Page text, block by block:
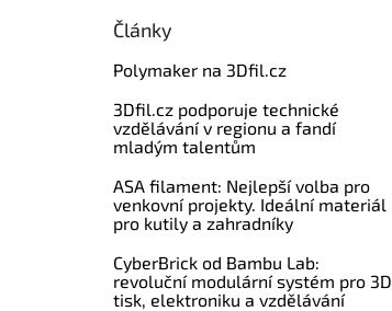
Články
Polymaker na 3Dfil.cz
3Dfil.cz podporuje technické
vzdělávání v regionu a fandí
mladým talentům
ASA filament: Nejlepší volba pro
venkovní projekty. Ideální materiál
pro kutily a zahradníky
CyberBrick od Bambu Lab:
revoluční modulární systém pro 3D
tisk, elektroniku a vzdělávání